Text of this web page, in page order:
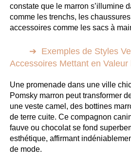
constate que le marron s’illumine
comme les trenchs, les
accessoires comme les sacs à
Exemples de Styles
Accessoires Mettant en
Une promenade dans une ville
Pomsky marron peut transformer
une veste camel, des bottines
de terre cuite. Ce compagnon
fauve ou chocolat se fond
esthétique, affirmant
de mode.